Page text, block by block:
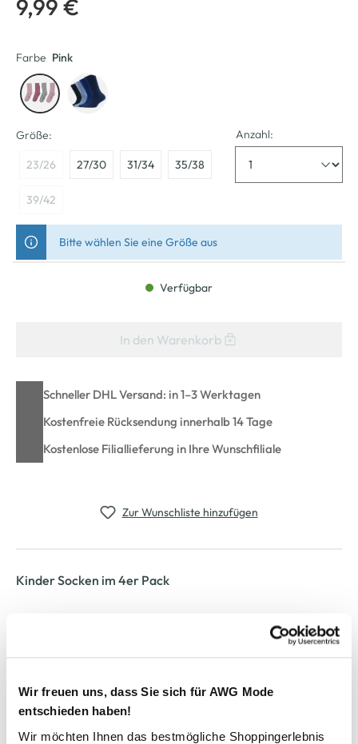
Wir freuen uns, dass Sie sich für AWG Mode
entschieden haben!
Wir möchten Ihnen das bestmögliche Shoppingerlebnis
9,99 €
Farbe Pink
Größe:
23/26 27/30 31/34 35/38
39/42
Anzahl:
Bitte wählen Sie eine Größe aus
Verfügbar
In den Warenkorb
Schneller DHL Versand: in 1–3 Werktagen
Kostenfreie Rücksendung innerhalb 14 Tage
Kostenlose Filiallieferung in Ihre Wunschfiliale
Zur Wunschliste hinzufügen
Kinder Socken im 4er Pack
perfekt für Schule und Freizeit